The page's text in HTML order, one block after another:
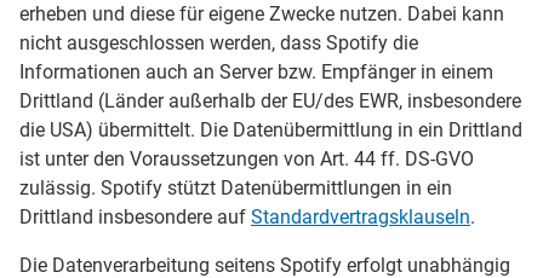
erheben und diese für eigene Zwecke nutzen. Dabei kann
nicht ausgeschlossen werden, dass Spotify die
Informationen auch an Server bzw. Empfänger in einem
Drittland (Länder außerhalb der EU/des EWR, insbesondere
die USA) übermittelt. Die Datenübermittlung in ein Drittland
ist unter den Voraussetzungen von Art. 44 ff. DS-GVO
zulässig. Spotify stützt Datenübermittlungen in ein
Drittland insbesondere auf Standardvertragsklauseln.
Die Datenverarbeitung seitens Spotify erfolgt unabhängig